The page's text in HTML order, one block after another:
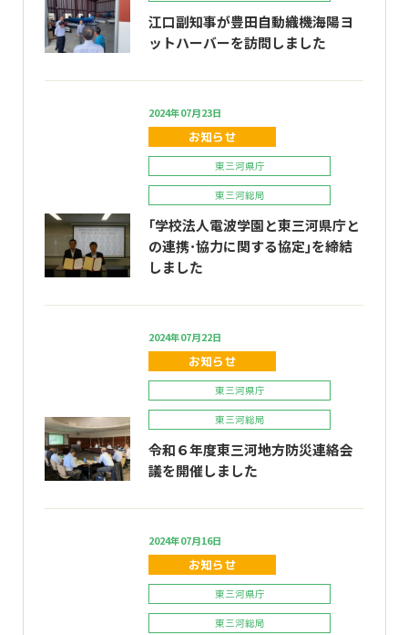
江口副知事が豊田自動織機海陽ヨ
ットハーバーを訪問しました
2024年07月23日
お知らせ
東三河県庁
東三河総局
｢学校法人電波学園と東三河県庁と
の連携･協力に関する協定｣を締結
しました
2024年07月22日
お知らせ
東三河県庁
東三河総局
令和６年度東三河地方防災連絡会
議を開催しました
2024年07月16日
お知らせ
東三河県庁
東三河総局